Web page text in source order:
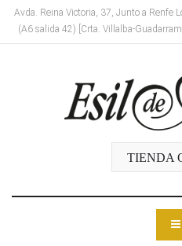
Avda. Reina Victoria, 37, Junto a Renfe
(A6 salida 42) [Crta. Villalba-
TIENDA